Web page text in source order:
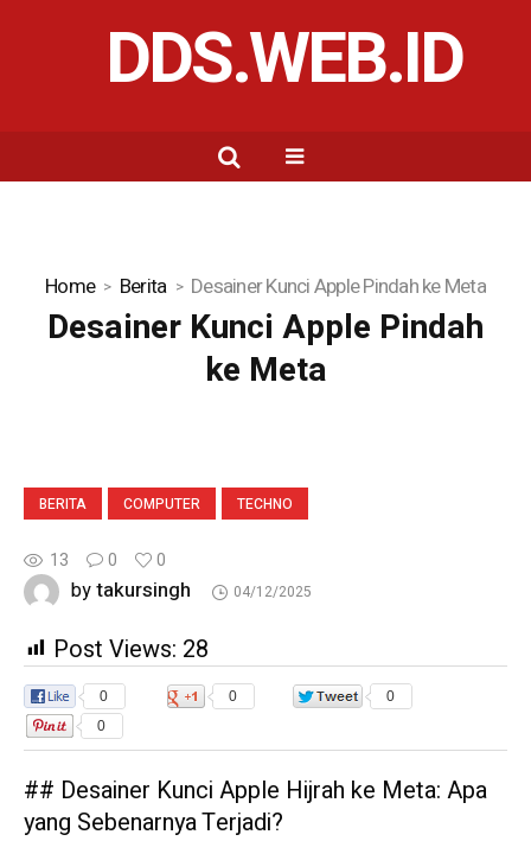
DDS.WEB.ID
Home Berita Desainer Kunci Apple Pindah ke Meta
Desainer Kunci Apple Pindah
ke Meta
BERITA COMPUTER TECHNO
13 0 0
bytakursingh 04/12/2025
Post Views: 28
0 0
0
0
## Desainer Kunci Apple Hijrah ke Meta: Apa
yang Sebenarnya Terjadi?